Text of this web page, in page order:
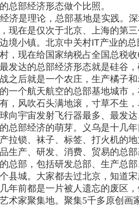
总部经济形态做个比照。
济是理论，总部基地是实践。
现在是仅次于北京、上海的第
境小镇。北京中关村IT产业的
， 现在给国家纳税占全国总税
发达的总部经济形态就是硅谷
之后就是一个农庄，生产橘子
一个航天航空的总部基地城市
，风吹石头满地滚，寸草不生
向宇宙发射飞行器最多、最发
总部经济的萌芽。义乌是十几
拉锁、袜子、标签、打火机的
生产、研发、消费、贸易的总
总部，包括研发总部、生产总
县城。大家都去过北京，知道
年前都是一片被人遗忘的废区
术家聚集地。聚集5千多原创画